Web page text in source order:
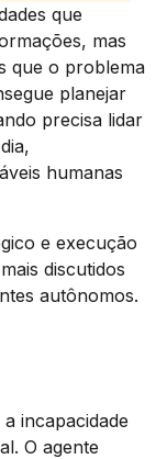
que
mas
que o problema
planejar
precisa lidar
humanas
e execução
discutidos
autônomos.
incapacidade
O agente